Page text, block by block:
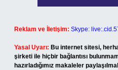
Reklam ve İletişim: Skype:
Yasal Uyarı: Bu internet sitesi,
şirketi ile hiçbir bağlantısı
hazırladığımız makaleler